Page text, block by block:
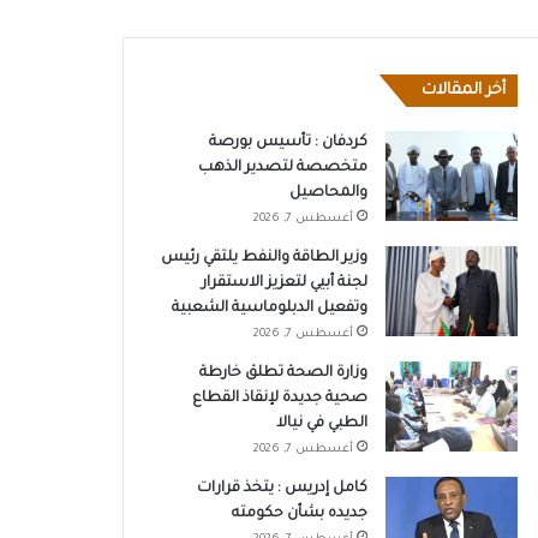
أخر المقالات
كردفان : تأسيس بورصة
متخصصة لتصدير الذهب
والمحاصيل
أغسطس 7, 2026
وزير الطاقة والنفط يلتقي رئيس
لجنة أبيي لتعزيز الاستقرار
وتفعيل الدبلوماسية الشعبية
أغسطس 7, 2026
وزارة الصحة تطلق خارطة
صحية جديدة لإنقاذ القطاع
الطبي في نيالا
أغسطس 7, 2026
كامل إدريس : يتخذ قرارات
جديده بشأن حكومته